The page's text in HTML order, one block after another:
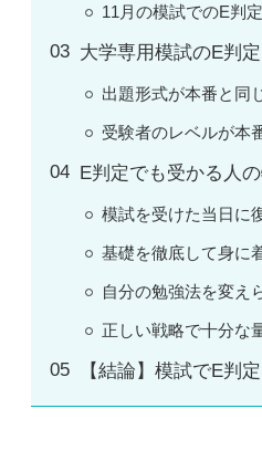
11月の模試でのE判
大学専用模試のE判
出題形式が本番と同
受験者のレベルが本
E判定でも受かる人
模試を受けた当日に
基礎を徹底して身に
自分の勉強法を変え
正しい戦略で十分な
【結論】模試でE判